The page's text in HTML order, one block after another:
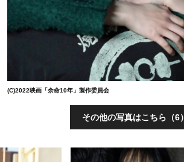
(C)2022映画「余命10年」製作委員会
その他の写真はこちら（6）